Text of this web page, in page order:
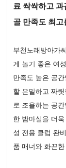
료 싹싹하고
골 만족도 최
부천노래방아가
게 놀기 좋은 여
만족도 높은 공
할 은밀하고 짜
로 조율하는 공
한 밤마실을 더
성 전용 클럽 완
품 매너와 화끈